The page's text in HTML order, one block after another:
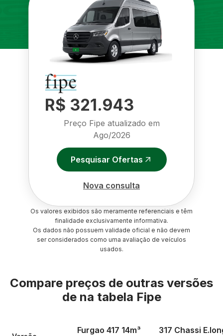
R$ 321.943
Preço Fipe atualizado em
Ago/2026
Pesquisar Ofertas
Nova consulta
Os valores exibidos são meramente referenciais e têm
finalidade exclusivamente informativa.
Os dados não possuem validade oficial e não devem
ser considerados como uma avaliação de veículos
usados.
Compare preços de outras versões
de na tabela Fipe
Furgao 417 14m³
317 Chassi